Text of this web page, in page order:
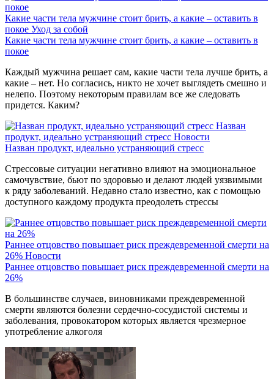
Какие части тела мужчине стоит брить, а какие – оставить в
покое Уход за собой
Какие части тела мужчине стоит брить, а какие – оставить в
покое
Каждый мужчина решает сам, какие части тела лучше брить, а
какие – нет. Но согласись, никто не хочет выглядеть смешно и
нелепо. Поэтому некоторым правилам все же следовать
придется. Каким?
Назван
продукт, идеально устраняющий стресс Новости
Назван продукт, идеально устраняющий стресс
Стрессовые ситуации негативно влияют на эмоциональное
самочувствие, бьют по здоровью и делают людей уязвимыми
к ряду заболеваний. Недавно стало известно, как с помощью
доступного каждому продукта преодолеть стрессы
Раннее отцовство повышает риск преждевременной смерти на
26% Новости
Раннее отцовство повышает риск преждевременной смерти на
26%
В большинстве случаев, виновниками преждевременной
смерти являются болезни сердечно-сосудистой системы и
заболевания, провокатором которых является чрезмерное
употребление алкоголя